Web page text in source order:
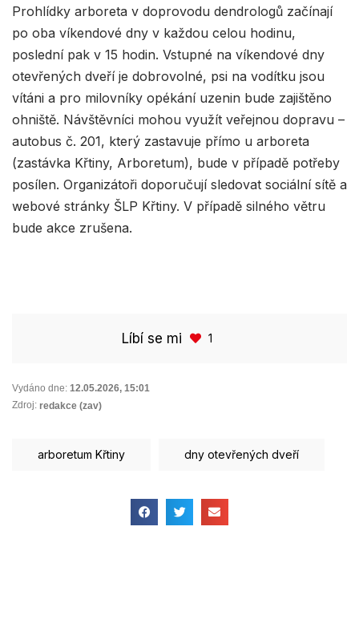
Prohlídky arboreta v doprovodu dendrologů začínají
po oba víkendové dny v každou celou hodinu,
poslední pak v 15 hodin. Vstupné na víkendové dny
otevřených dveří je dobrovolné, psi na vodítku jsou
vítáni a pro milovníky opékání uzenin bude zajištěno
ohniště. Návštěvníci mohou využít veřejnou dopravu –
autobus č. 201, který zastavuje přímo u arboreta
(zastávka Křtiny, Arboretum), bude v případě potřeby
posílen. Organizátoři doporučují sledovat sociální sítě a
webové stránky ŠLP Křtiny. V případě silného větru
bude akce zrušena.
Líbí se mi 1
Vydáno dne: 12.05.2026, 15:01
Zdroj: redakce (zav)
arboretum Křtiny dny otevřených dveří